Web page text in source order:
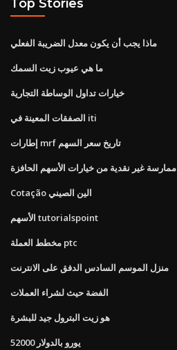
Top Stories
ماذا يجب أن يكون معدل الضريبة الفعلي
ما هي عيوب زيت السمك
خيارات تداول الوساطة التجارية
الصفقات المعينة في iti
إطارات mrf تاريخ سعر السهم
ممارسة غير نقدية من خيارات الأسهم الحافزة
Cotação الين الصيني
الأسهم tutorialspoint
مخطط العملة ptc
منزل الموسم السادس الدفق على الانترنت
الفضة حيث لشراء العملات
هو زيت البترول جيد للبشرة
52000 يورو بالدولار